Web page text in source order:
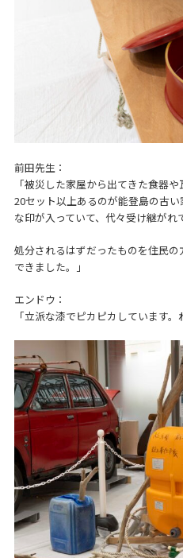
前田先生：
「被災した家屋から出てきた食器
20セット以上あるのが能登島の古
な印が入っていて、代々受け継がれ
処分されるはずだったものを住民
できました。」
エンドウ：
「立派な漆でピカピカしています